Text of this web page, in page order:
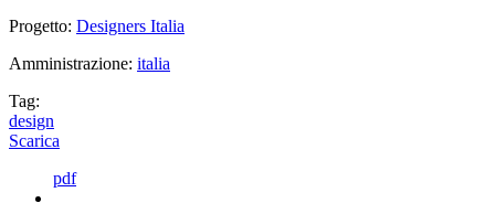
Progetto: Designers Italia
Amministrazione: italia
Tag:
design
Scarica
pdf